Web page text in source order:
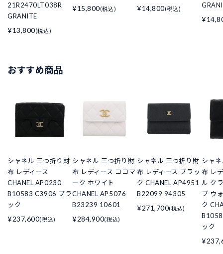
21R2470LT038R
GRANITE
¥13,800(税込)
¥15,800(税込) ¥14,800(税込)
おすすめ商品
シャネル 三つ折り財
布 レディース
CHANEL AP0230
B10583 C3906 ブラ
ック
¥237,600(税込)
シャネル 三つ折り財
布 レディース ココマ
ーク ホワイト
CHANEL AP5076
B23239 10601
¥284,900(税込)
シャネル 三つ折り財
布 レディース ブラッ
ク CHANEL AP4951
B22099 94305
¥271,700(税込)
シャ
布 レ
ル ク
プ ウ
ク
ック